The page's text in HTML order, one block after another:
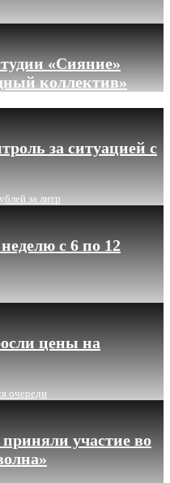
«Сияние»
коллектив»
за ситуацией с
за литр
с 6 по 12
цены на
очереди
участие во